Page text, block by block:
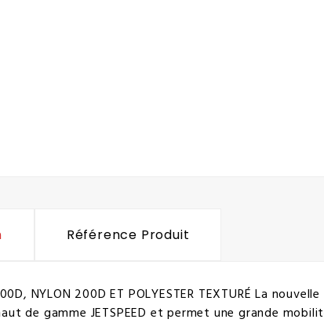
Référence Produit
NYLON 200D ET POLYESTER TEXTURÉ La
de gamme JETSPEED et permet une grande